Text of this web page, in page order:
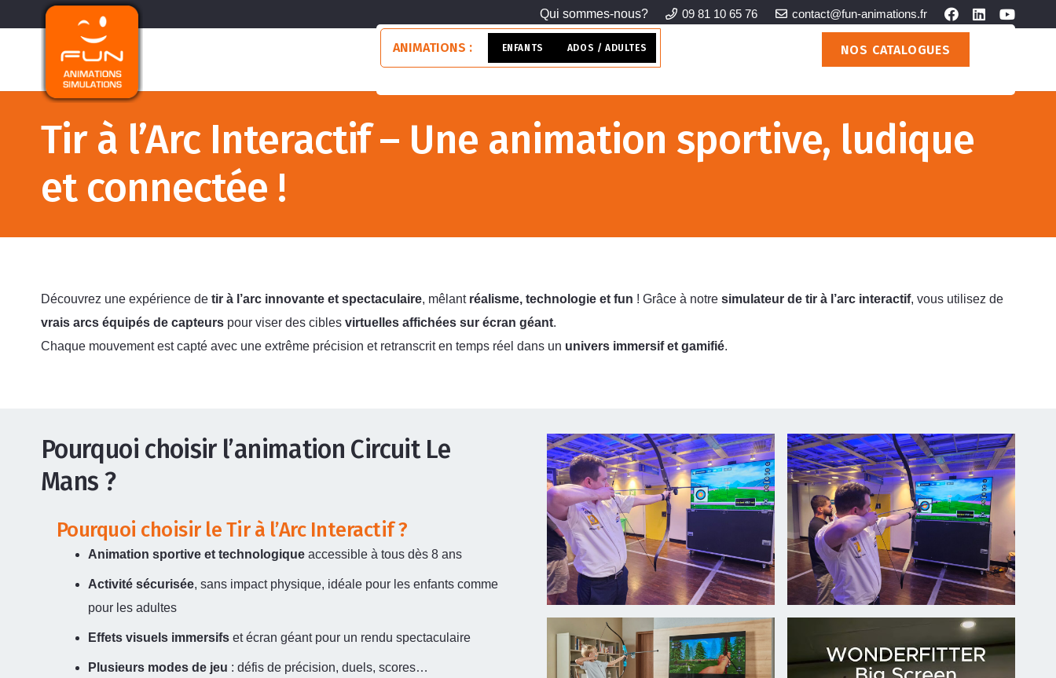
Qui sommes-nous? 09 81 10 65 76 contact@fun-animations.fr
ANIMATIONS : ENFANTS ADOS / ADULTES NOS CATALOGUES
Tir à l’Arc Interactif – Une animation sportive, ludique
et connectée !
Découvrez une expérience de tir à l’arc innovante et spectaculaire, mêlant réalisme, technologie et fun ! Grâce à notre simulateur de tir à l’arc interactif, vous utilisez de
vrais arcs équipés de capteurs pour viser des cibles virtuelles affichées sur écran géant.
Chaque mouvement est capté avec une extrême précision et retranscrit en temps réel dans un univers immersif et gamifié.
Pourquoi choisir l’animation Circuit Le
Mans ?
Pourquoi choisir le Tir à l’Arc Interactif ?
Animation sportive et technologique accessible à tous dès 8 ans
Activité sécurisée, sans impact physique, idéale pour les enfants comme
pour les adultes
Effets visuels immersifs et écran géant pour un rendu spectaculaire
Plusieurs modes de jeu : défis de précision, duels, scores…